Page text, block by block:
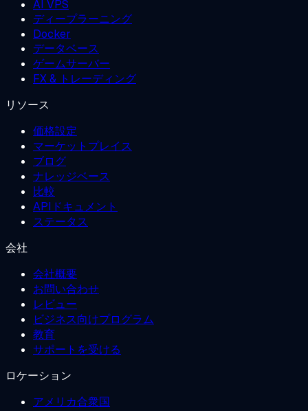
AI VPS
ディープラーニング
Docker
データベース
ゲームサーバー
FX & トレーディング
リソース
価格設定
マーケットプレイス
ブログ
ナレッジベース
比較
APIドキュメント
ステータス
会社
会社概要
お問い合わせ
レビュー
ビジネス向けプログラム
教育
サポートを受ける
ロケーション
アメリカ合衆国